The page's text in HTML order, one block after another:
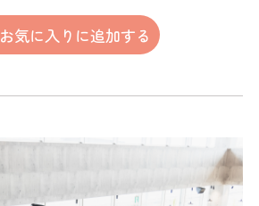
お気に入りに追加する